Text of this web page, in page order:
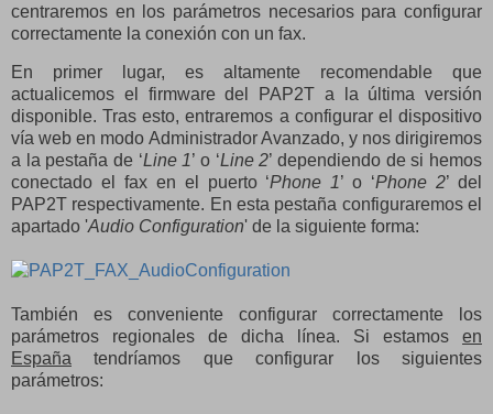
centraremos en los parámetros necesarios para configurar
correctamente la conexión con un fax.
En primer lugar, es altamente recomendable que
actualicemos el firmware del PAP2T a la última versión
disponible. Tras esto, entraremos a configurar el dispositivo
vía web en modo Administrador Avanzado, y nos dirigiremos
a la pestaña de ‘Line 1’ o ‘Line 2’ dependiendo de si hemos
conectado el fax en el puerto ‘Phone 1’ o ‘Phone 2’ del
PAP2T respectivamente. En esta pestaña configuraremos el
apartado 'Audio Configuration' de la siguiente forma:
También es conveniente configurar correctamente los
parámetros regionales de dicha línea. Si estamos en
España tendríamos que configurar los siguientes
parámetros: